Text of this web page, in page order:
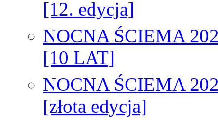
[12. edycja]
NOCNA ŚCIEMA
[10 LAT]
NOCNA ŚCIEMA
[złota edycja]